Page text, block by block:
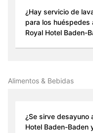
¿Hay servicio de
para los huéspedes
Royal Hotel Baden-
Alimentos & Bebidas
¿Se sirve desayuno
Hotel Baden-Baden